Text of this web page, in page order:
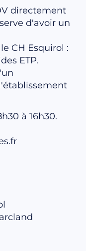
directement
d'avoir un
CH Esquirol :
ETP.
à 16h30.